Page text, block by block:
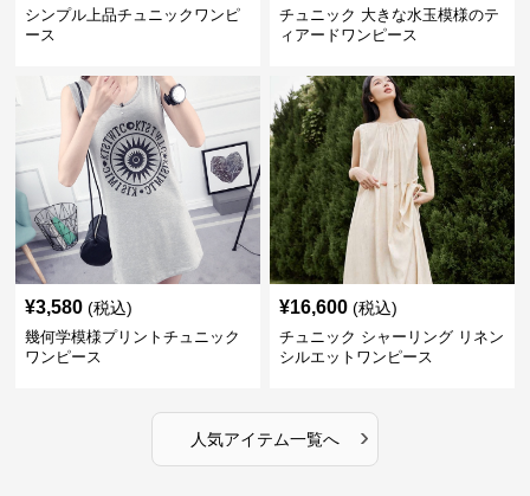
シンプル上品チュニックワンピ
ース
チュニック 大きな水玉模様のテ
ィアードワンピース
¥3,580 (税込)
幾何学模様プリントチュニック
ワンピース
¥16,600 (税込)
チュニック シャーリング リネン
シルエットワンピース
人気アイテム一覧へ ›